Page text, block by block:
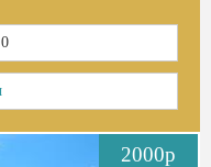
0
2000р